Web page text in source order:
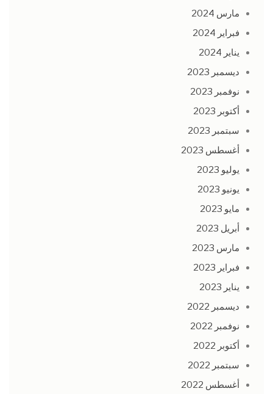
مارس 2024
فبراير 2024
يناير 2024
ديسمبر 2023
نوفمبر 2023
أكتوبر 2023
سبتمبر 2023
أغسطس 2023
يوليو 2023
يونيو 2023
مايو 2023
أبريل 2023
مارس 2023
فبراير 2023
يناير 2023
ديسمبر 2022
نوفمبر 2022
أكتوبر 2022
سبتمبر 2022
أغسطس 2022